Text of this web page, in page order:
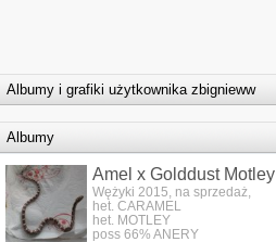
Albumy i grafiki użytkownika zbignieww
Albumy
Amel x Golddust Motley
Wężyki 2015, na sprzedaż,
het. CARAMEL
het. MOTLEY
poss 66% ANERY